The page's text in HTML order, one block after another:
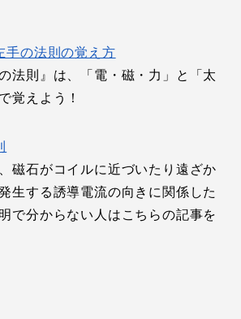
手の法則の覚え方
法則』は、「電・磁・力」と「太
覚えよう！
磁石がコイルに近づいたり遠ざか
生する誘導電流の向きに関係した
で分からない人はこちらの記事を